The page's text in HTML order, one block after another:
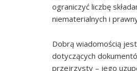
ograniczyć liczbę
niematerialnych i
Dobrą wiadomością
dotyczących
przejrzysty – jego